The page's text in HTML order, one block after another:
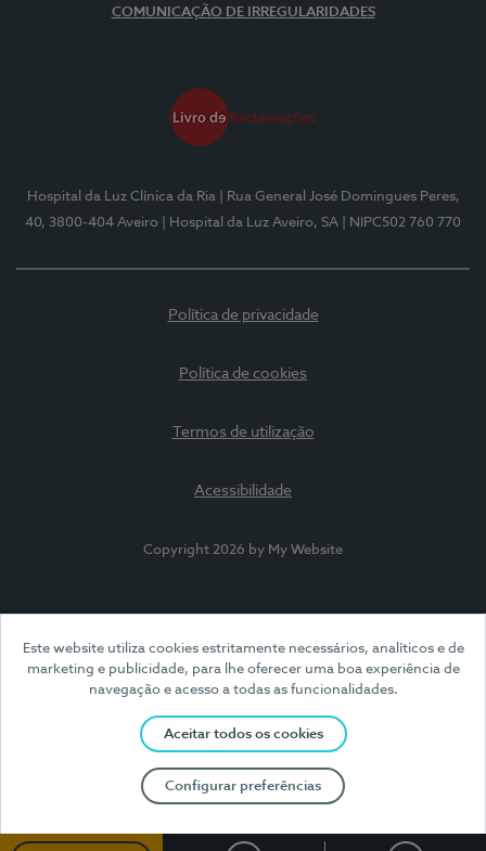
Este website utiliza cookies estritamente necessários, analíticos e de
marketing e publicidade, para lhe oferecer uma boa experiência de
navegação e acesso a todas as funcionalidades.
Aceitar todos os cookies
Configurar preferências
COMUNICAÇÃO DE IRREGULARIDADES
Hospital da Luz Clínica da Ria
| Rua General José Domingues Peres,
40, 3800-404 Aveiro
| Hospital da Luz Aveiro, SA | NIPC502 760 770
Política de privacidade
Política de cookies
Termos de utilização
Acessibilidade
Copyright 2026 by My Website